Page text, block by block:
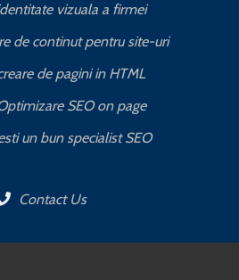
vizuala a firmei
de continut pentru site-uri
de pagini in HTML
SEO on page
un bun specialist SEO
Contact Us